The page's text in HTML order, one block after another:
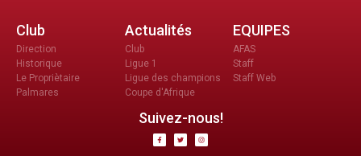
Club
Direction
Historique
Le Propriètaire
Palmares
Actualités
Club
Ligue 1
Ligue des champions
Coupe d'Afrique
EQUIPES
AFAS
Staff
Staff Web
Suivez-nous!